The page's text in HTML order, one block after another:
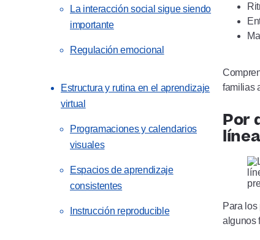
La interacción social sigue siendo
importante
Regulación emocional
Estructura y rutina en el aprendizaje
virtual
Programaciones y calendarios
visuales
Espacios de aprendizaje
consistentes
Instrucción reproducible
familias
Por
línea
Para
algunos